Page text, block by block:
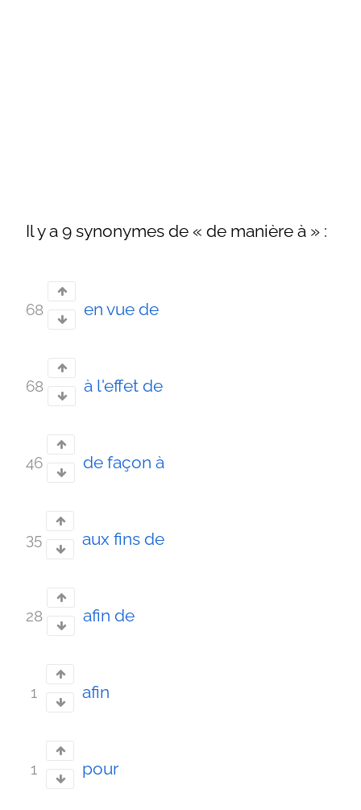
Il y a 9 synonymes de « de manière à » :
68 en vue de
68 à l'effet de
46 de façon à
35 aux fins de
28 afin de
1 afin
1 pour